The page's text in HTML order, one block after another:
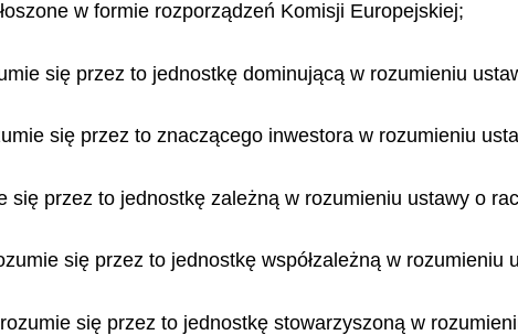
w formie rozporządzeń Komisji Europejskiej;
się przez to jednostkę dominującą w rozumieniu
się przez to znaczącego inwestora w rozumieniu
się przez to jednostkę zależną w rozumieniu ustawy o
się przez to jednostkę współzależną w rozumieniu
się przez to jednostkę stowarzyszoną w